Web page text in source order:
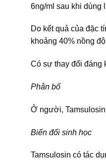
6ng/ml sau khi dùng
Do kết quả của đặc
khoảng 40% nồng
Có sự thay đổi đáng
Phân bố
Ở người,
Biến đổi sinh học
Tamsulosin có tác